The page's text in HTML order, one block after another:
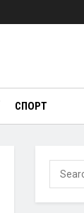
СПОРТ